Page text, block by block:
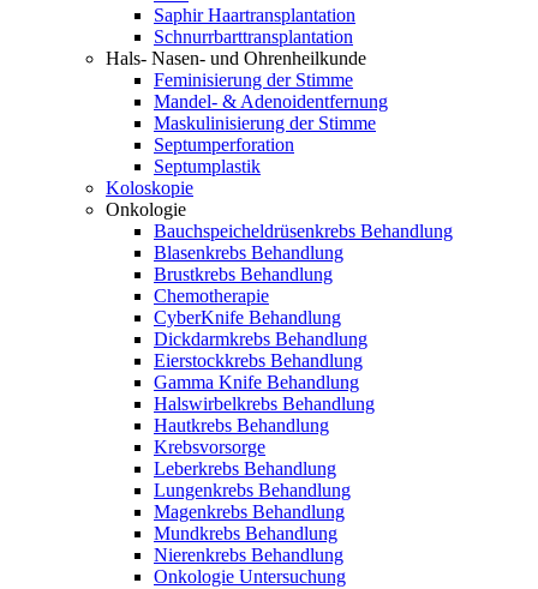
Saphir Haartransplantation
Schnurrbarttransplantation
Hals- Nasen- und Ohrenheilkunde
Feminisierung der Stimme
Mandel- & Adenoidentfernung
Maskulinisierung der Stimme
Septumperforation
Septumplastik
Koloskopie
Onkologie
Bauchspeicheldrüsenkrebs Behandlung
Blasenkrebs Behandlung
Brustkrebs Behandlung
Chemotherapie
CyberKnife Behandlung
Dickdarmkrebs Behandlung
Eierstockkrebs Behandlung
Gamma Knife Behandlung
Halswirbelkrebs Behandlung
Hautkrebs Behandlung
Krebsvorsorge
Leberkrebs Behandlung
Lungenkrebs Behandlung
Magenkrebs Behandlung
Mundkrebs Behandlung
Nierenkrebs Behandlung
Onkologie Untersuchung